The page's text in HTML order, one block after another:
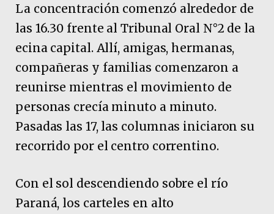
La concentración comenzó alrededor de
las 16.30 frente al Tribunal Oral N°2 de la
ecina capital. Allí, amigas, hermanas,
compañeras y familias comenzaron a
reunirse mientras el movimiento de
personas crecía minuto a minuto.
Pasadas las 17, las columnas iniciaron su
recorrido por el centro correntino.
Con el sol descendiendo sobre el río
Paraná, los carteles en alto